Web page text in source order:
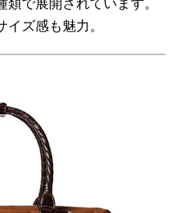
で展開されています。
ズ感も魅力。